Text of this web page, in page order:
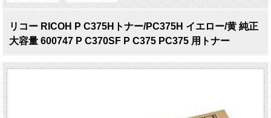
リコー RICOH P C375Hトナー/PC375H イエロー/黄 純正
大容量 600747 P C370SF P C375 PC375 用トナー